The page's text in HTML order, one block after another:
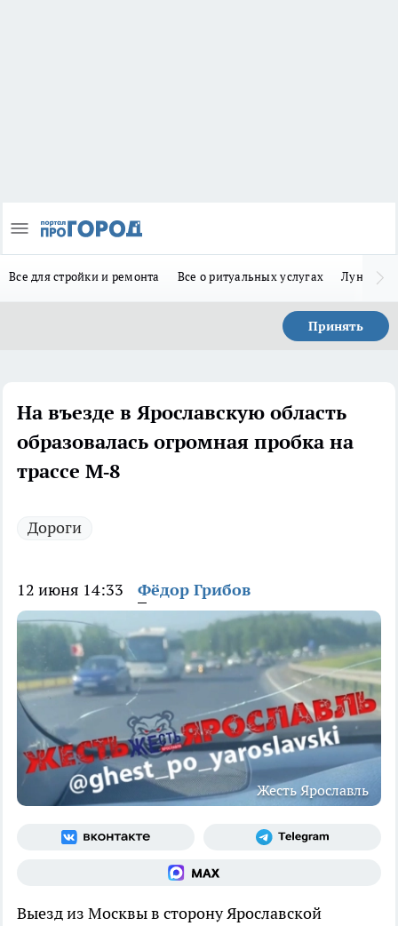
Все для стройки и ремонта Все о ритуальных услугах Лунно-
Принять
На въезде в Ярославскую область
образовалась огромная пробка на
трассе М‑8
Дороги
12 июня 14:33 Фёдор Грибов
Жесть Ярославль
Выезд из Москвы в сторону Ярославской